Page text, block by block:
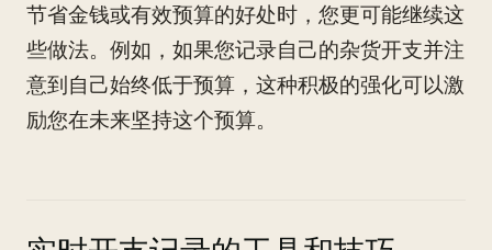
节省金钱或有效预算的好处时，您更可能继续这
些做法。例如，如果您记录自己的杂货开支并注
意到自己始终低于预算，这种积极的强化可以激
励您在未来坚持这个预算。